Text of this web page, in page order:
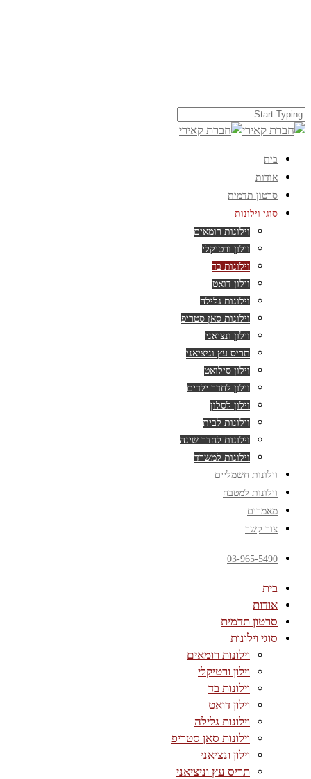
בית
אודות
סרטון תדמית
סוגי וילונות
וילונות רומאים
וילון ורטיקלי
וילונות בד
וילון דואט
וילונות גלילה
וילונות סאן סטריפ
וילון ונציאני
תריס עץ וניציאני
וילון סילואט
וילון לחדר ילדים
וילון לסלון
וילונות לבית
וילונות לחדר שינה
וילונות למשרד
וילונות חשמליים
וילונות למטבח
מאמרים
צור קשר
03-965-5490
בית
אודות
סרטון תדמית
סוגי וילונות
וילונות רומאים
וילון ורטיקלי
וילונות בד
וילון דואט
וילונות גלילה
וילונות סאן סטריפ
וילון ונציאני
תריס עץ וניציאני